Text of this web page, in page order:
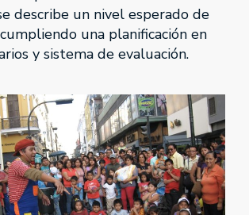
describe un nivel esperado de
una planificación en
y sistema de evaluación.